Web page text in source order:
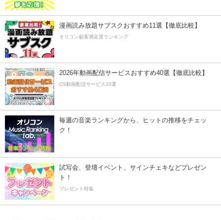
漫画読み放題サブスクおすすめ11選【徹底比較】
オリコン顧客満足度ランキング
2026年動画配信サービスおすすめ40選【徹底比較】
CS動画配信サービス20選
毎週の音楽ランキングから、ヒットの推移をチェッ
ク！
試写会、登壇イベント、サインチェキなどプレゼン
ト！
プレゼント特集